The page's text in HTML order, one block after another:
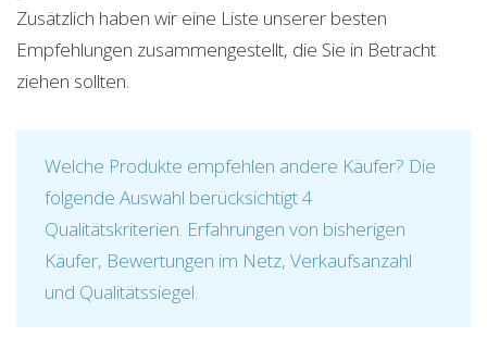
Zusätzlich haben wir eine Liste unserer besten
Empfehlungen zusammengestellt, die Sie in Betracht
ziehen sollten.
Welche Produkte empfehlen andere Käufer? Die
folgende Auswahl berücksichtigt 4
Qualitätskriterien. Erfahrungen von bisherigen
Käufer, Bewertungen im Netz, Verkaufsanzahl
und Qualitätssiegel.